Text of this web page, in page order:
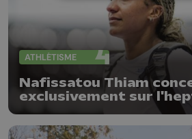
ATHLÉTISME
Nafissatou Thiam
exclusivement sur